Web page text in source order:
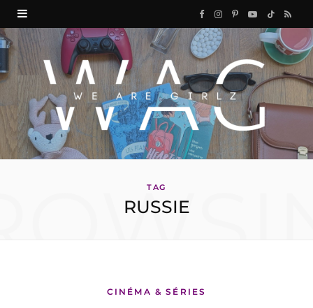
F
a
c
e
b
o
I
n
s
a
P
n
e
Y
o
u
u
T
i
k
R
S
TAG
RUSSIE
CINÉMA & SÉRIES